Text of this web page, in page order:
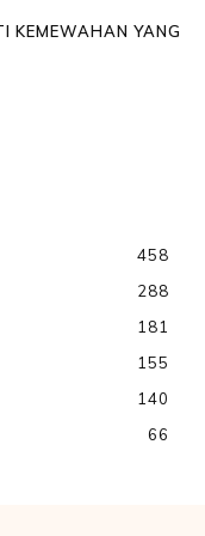
KEMEWAHAN YANG
458
288
181
155
140
66